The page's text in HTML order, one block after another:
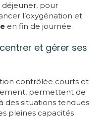
déjeuner, pour
l’oxygénation et
en fin de journée.
et gérer ses
contrôlée courts et
permettent de
des situations tendues
pleines capacités